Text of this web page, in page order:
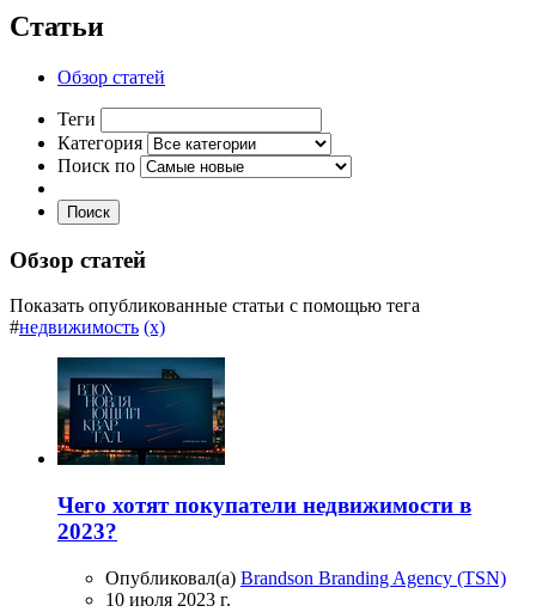
Статьи
Обзор статей
Теги
Категория
Поиск по
Поиск
Обзор статей
Показать опубликованные статьи с помощью тега
#недвижимость (x)
Чего хотят покупатели недвижимости в
2023?
Опубликовал(а) Brandson Branding Agency (TSN)
10 июля 2023 г.